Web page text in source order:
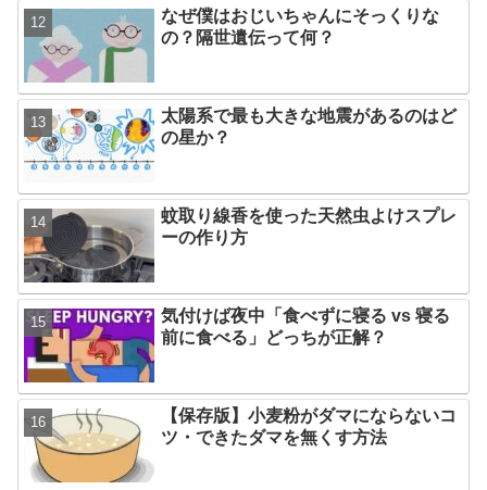
なぜ僕はおじいちゃんにそっくりな
の？隔世遺伝って何？
太陽系で最も大きな地震があるのはど
の星か？
蚊取り線香を使った天然虫よけスプレ
ーの作り方
気付けば夜中「食べずに寝る vs 寝る
前に食べる」どっちが正解？
【保存版】小麦粉がダマにならないコ
ツ・できたダマを無くす方法